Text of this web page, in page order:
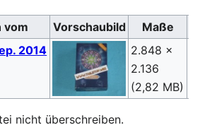
vom Vorschaubild
Maße
2014
2.848 ×
2.136
(2,82 MB)
nicht überschreiben.